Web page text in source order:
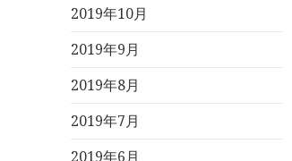
2019年10月
2019年9月
2019年8月
2019年7月
2019年6月